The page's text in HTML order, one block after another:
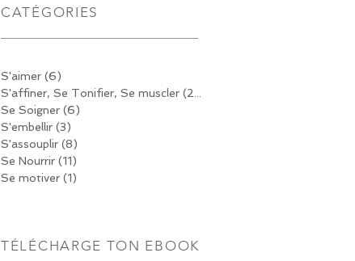
CATÉGORIES
S'aimer (6)
S'affiner, Se Tonifier, Se muscler (20)
Se Soigner (6)
S'embellir (3)
S'assouplir (8)
Se Nourrir (11)
Se motiver (1)
TÉLÉCHARGE TON EBOOK